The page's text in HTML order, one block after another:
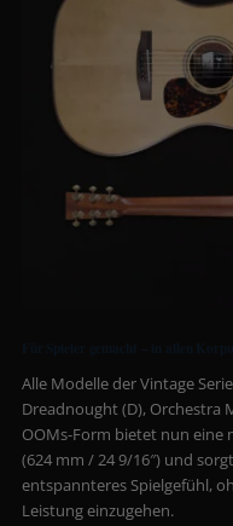
Alle Modelle der Vintage
Dreadnought (D), Orchestra
OOMs-Form bietet nun eine
(624 mm / 24 9/16″) und
entspannteres Spielgefühl,
Leistung einzugehen.